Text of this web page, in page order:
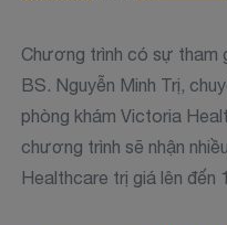
Chương trình có sự tham
BS. Nguyễn Minh Trị,
phòng khám Victoria
chương trình sẽ nhận
Healthcare trị giá lên đến